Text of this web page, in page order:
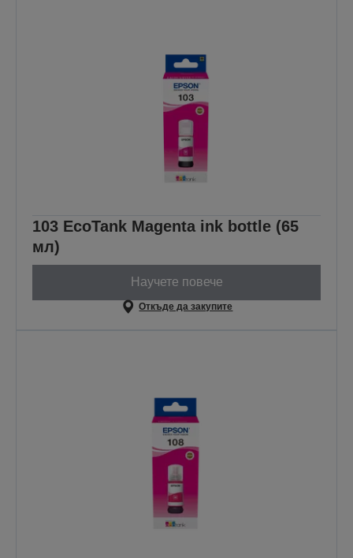
103 EcoTank Magenta ink bottle (65
мл)
Научете повече
Откъде да закупите